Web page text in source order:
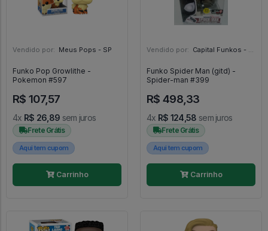
Vendido por: Meus Pops - SP
Funko Pop Growlithe -
Pokemon #597
R$ 107,57
4x R$ 26,89 sem juros
Frete Grátis
Aqui tem cupom
Carrinho
Vendido por: Capital Funkos - DF
Funko Spider Man (gitd) -
Spider-man #399
R$ 498,33
4x R$ 124,58 sem juros
Frete Grátis
Aqui tem cupom
Carrinho